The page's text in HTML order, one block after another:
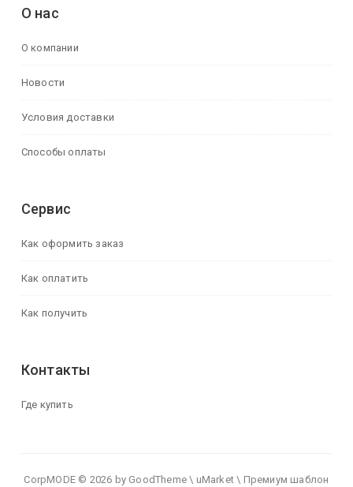
О нас
О компании
Новости
Условия доставки
Способы оплаты
Сервис
Как оформить заказ
Как оплатить
Как получить
Контакты
Где купить
CorpMODE © 2026 by GoodTheme \ uMarket \ Премиум шаблон